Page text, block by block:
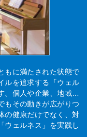
もに満たされた状態で
ルを追求する「ウェル
。個人や企業、地域…
もその動きが広がりつ
の健康だけでなく、対
ウェルネス」を実践し